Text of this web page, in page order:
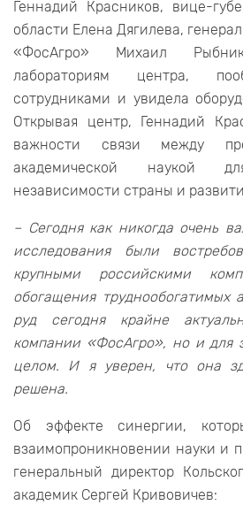
Геннадий Красников, вице-
области Елена Дягилева,
«ФосАгро» Михаил
лабораториям центра,
сотрудниками и увидела
Открывая центр, Геннадий
важности связи между
академической наукой
независимости страны и
– Сегодня как никогда очень
исследования были
крупными российскими
обогащения труднообогатимых
руд сегодня крайне
компании «ФосАгро», но и для
целом. И я уверен, что она
решена.
Об эффекте синергии,
взаимопроникновении науки и
генеральный директор
академик Сергей Кривовичев: